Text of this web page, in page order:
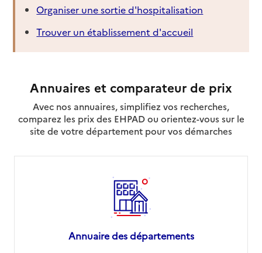
Organiser une sortie d'hospitalisation
Trouver un établissement d'accueil
Annuaires et comparateur de prix
Avec nos annuaires, simplifiez vos recherches,
comparez les prix des EHPAD ou orientez-vous sur le
site de votre département pour vos démarches
Annuaire des départements